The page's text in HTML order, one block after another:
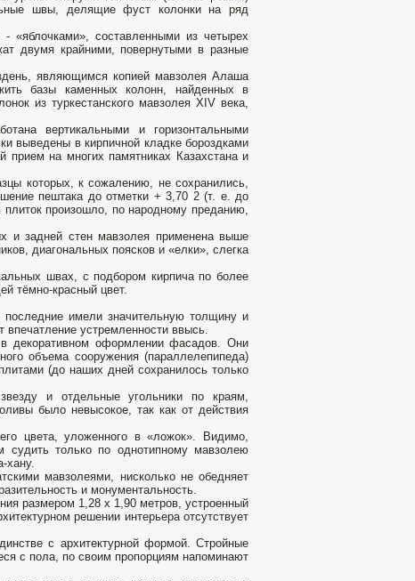
швы, делящие фуст колонки на ряд
«яблочками», составленными из четырех
двумя крайними, повернутыми в разные
являющимся копией мавзолея Алаша
базы каменных колонн, найденных в
из туркестанского мавзолея XIV века,
вертикальными и горизонтальными
выведены в кирпичной кладке бороздками
на многих памятниках Казахстана и
которых, к сожалению, не сохранились,
пештака до отметки + 3,70 2 (т. е. до
произошло, по народному преданию,
и задней стен мавзолея применена выше
диагональных поясков и «елки», слегка
швах, с подбором кирпича по более
тёмно-красный цвет.
последние имели значительную толщину и
впечатление устремленности ввысь.
в декоративном оформлении фасадов. Они
объема сооружения (параллелепипеда)
(до наших дней сохранилось только
и отдельные угольники по краям,
было невысокое, так как от действия
цвета, уложенного в «ложок». Видимо,
только по однотипному мавзолею
хану.
мавзолеями, нисколько не обедняет
и монументальность.
размером 1,28 х 1,90 метров, устроенный
решении интерьера отсутствует
с архитектурной формой. Стройные
с пола, по своим пропорциям напоминают